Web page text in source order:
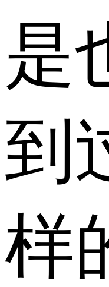
是
到
样